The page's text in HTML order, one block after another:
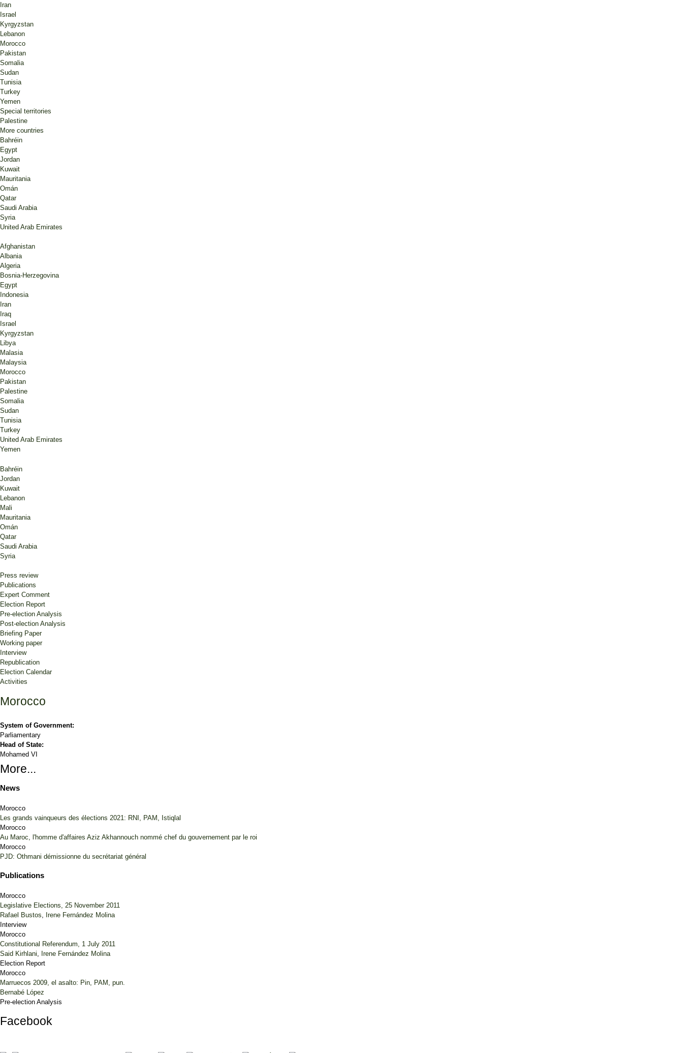
Iran
Israel
Kyrgyzstan
Lebanon
Morocco
Pakistan
Somalia
Sudan
Tunisia
Turkey
Yemen
Special territories
Palestine
More countries
Bahréin
Egypt
Jordan
Kuwait
Mauritania
Omán
Qatar
Saudi Arabia
Syria
United Arab Emirates
Afghanistan
Albania
Algeria
Bosnia-Herzegovina
Egypt
Indonesia
Iran
Iraq
Israel
Kyrgyzstan
Libya
Malasia
Malaysia
Morocco
Pakistan
Palestine
Somalia
Sudan
Tunisia
Turkey
United Arab Emirates
Yemen
Bahréin
Jordan
Kuwait
Lebanon
Mali
Mauritania
Omán
Qatar
Saudi Arabia
Syria
Press review
Publications
Expert Comment
Election Report
Pre-election Analysis
Post-election Analysis
Briefing Paper
Working paper
Interview
Republication
Election Calendar
Activities
Morocco
System of Government:
Parliamentary
Head of State:
Mohamed VI
More...
News
Morocco
Les grands vainqueurs des élections 2021: RNI, PAM, Istiqlal
Morocco
Au Maroc, l'homme d'affaires Aziz Akhannouch nommé chef du gouvernement par le roi
Morocco
PJD: Othmani démissionne du secrétariat général
Publications
Morocco
Legislative Elections, 25 November 2011
Rafael Bustos
Irene Fernández Molina
Interview
Morocco
Constitutional Referendum, 1 July 2011
Said Kirhlani
Irene Fernández Molina
Election Report
Morocco
Marruecos 2009, el asalto: Pin, PAM, pun.
Bernabé López
Pre-election Analysis
Facebook